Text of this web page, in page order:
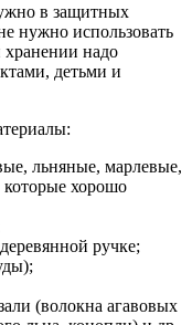
в защитных
нужно использовать
надо
детьми и
льняные, марлевые,
хорошо
ручке;
(волокна агавовых